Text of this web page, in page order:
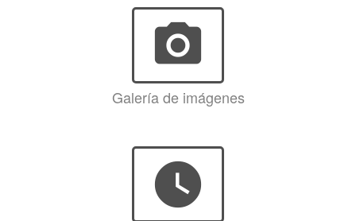
photo_camera
Galería de imágenes
watch_later